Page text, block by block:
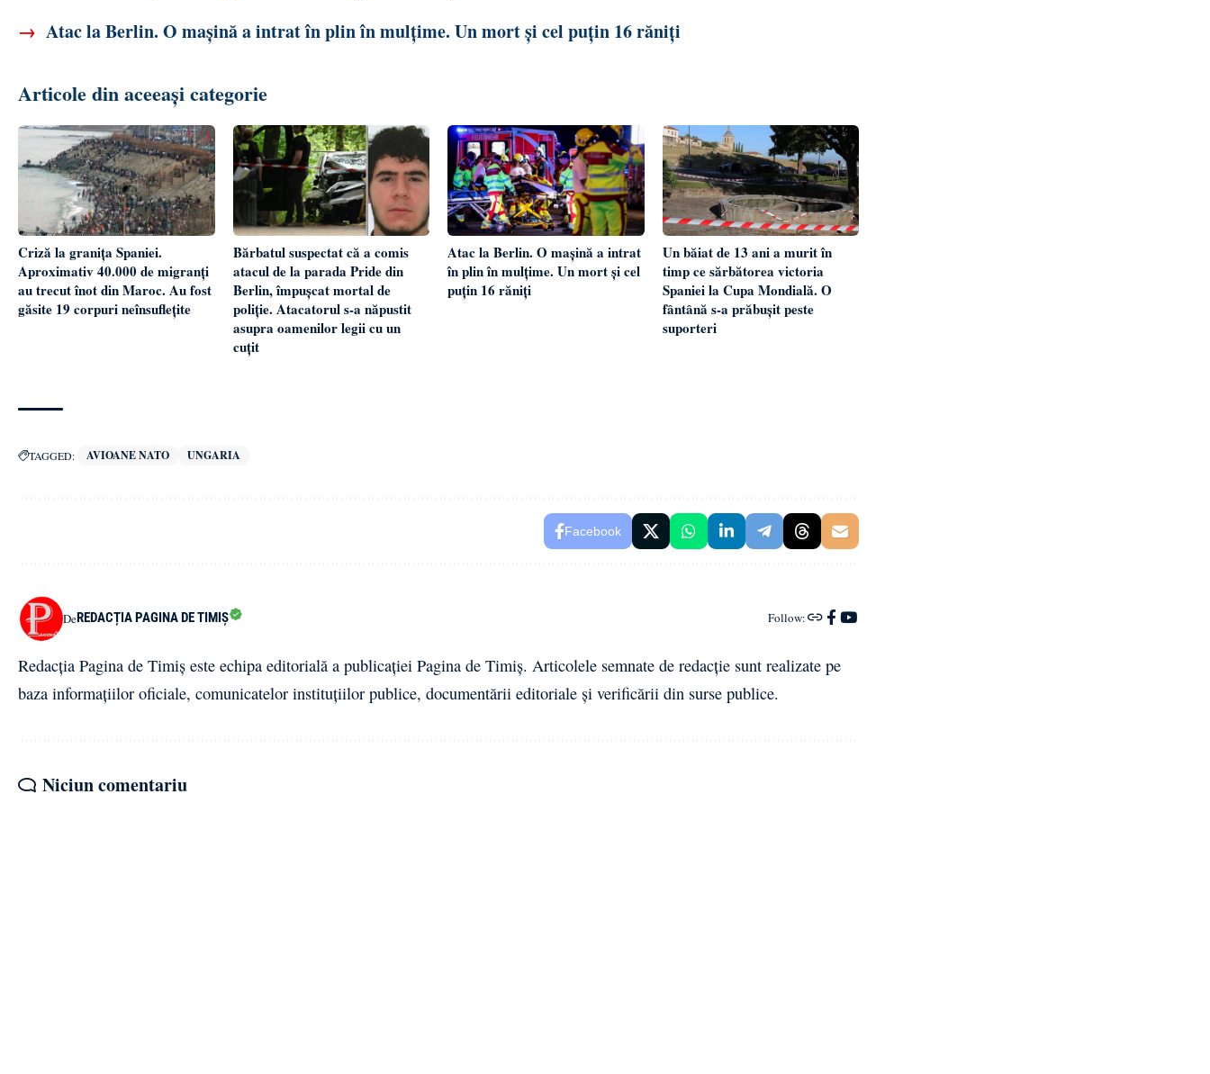
→ Atac la Berlin. O mașină a intrat în plin în mulțime. Un mort și cel puțin 16 răniți
Articole din aceeași categorie
Criză la granița Spaniei.
Aproximativ 40.000 de migranți
au trecut înot din Maroc. Au fost
găsite 19 corpuri neînsuflețite
Bărbatul suspectat că a comis
atacul de la parada Pride din
Berlin, împușcat mortal de
poliție. Atacatorul s-a năpustit
asupra oamenilor legii cu un
cuțit
Atac la Berlin. O mașină a intrat
în plin în mulțime. Un mort și cel
puțin 16 răniți
Un băiat de 13 ani a murit în
timp ce sărbătorea victoria
Spaniei la Cupa Mondială. O
fântână s-a prăbușit peste
suporteri
TAGGED: AVIOANE NATO UNGARIA
Facebook
DeREDACȚIA PAGINA DE TIMIȘ Follow:
Redacția Pagina de Timiș este echipa editorială a publicației Pagina de Timiș. Articolele semnate de redacție sunt realizate pe
baza informațiilor oficiale, comunicatelor instituțiilor publice, documentării editoriale și verificării din surse publice.
Niciun comentariu